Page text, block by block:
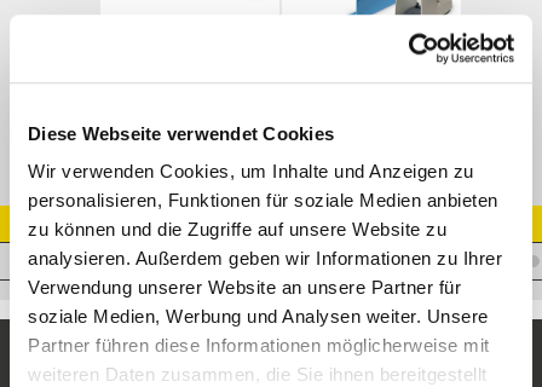
Diese Webseite verwendet Cookies
Wir verwenden Cookies, um Inhalte und Anzeigen zu
personalisieren, Funktionen für soziale Medien anbieten
zu können und die Zugriffe auf unsere Website zu
analysieren. Außerdem geben wir Informationen zu Ihrer
Verwendung unserer Website an unsere Partner für
soziale Medien, Werbung und Analysen weiter. Unsere
Partner führen diese Informationen möglicherweise mit
weiteren Daten zusammen, die Sie ihnen bereitgestellt
Artikel Nr.
M.RI180-SWKA-13